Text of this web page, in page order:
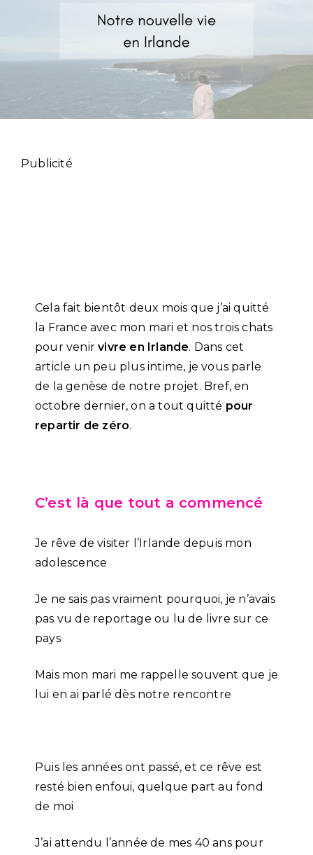
Publicité
Cela fait bientôt deux mois que j’ai quitté
la France avec mon mari et nos trois chats
pour venirvivre en Irlande. Dans cet
article un peu plus intime, je vous parle
de la genèse de notre projet. Bref, en
octobre dernier, on a tout quitté pour
repartir de zéro.
C’est là que tout a commencé
Je rêve de visiter l’Irlande depuis mon
adolescence
Je ne sais pas vraiment pourquoi, je n’avais
pas vu de reportage ou lu de livre sur ce
pays
Mais mon mari me rappelle souvent que je
lui en ai parlé dès notre rencontre
Puis les années ont passé, et ce rêve est
resté bien enfoui, quelque part au fond
de moi
J’ai attendu l’année de mes 40 ans pour